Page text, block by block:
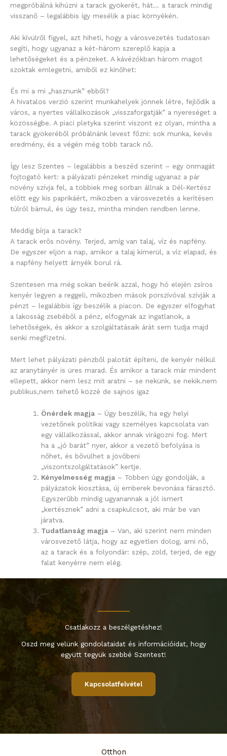
megpróbálná kihúzni a tarack gyökerét, hát… a tarack mindig
visszanő – legalábbis így mesélik a piac környékén.
Aki kívülről figyel, azt hiheti, hogy a városvezetés tudatosan
segíti, hogy ugyanaz a két-három szereplő kapja a
lehetőségeket és a pénzeket. A kávézókban három magot
szoktak emlegetni, amiből ez kinőhet:
És mi a mi „hasznunk” ebből?
A hivatalos verzió szerint munkahelyek jönnek létre, fejlődik a
város, a nyertes vállalkozások „visszaforgatják” a nyereséget a
közösségbe. A piaci pletyka szerint viszont ez olyan, mintha a
tarack gyökeréből próbálnánk levest főzni: sok munka, kevés
eredmény, és a végén még több tarack nő.
Így lesz Szentes – legalábbis a beszéd szerint – egy önmagát
fojtogató kert: a pályázati pénzeket mindig ugyanaz a pár
növény szívja fel, a többiek meg sorban állnak a Dél-Kertész
előtt egy kis paprikáért, miközben a városvezetés a kerítésen
túlról bámul, és úgy tesz, mintha minden rendben lenne.
Meddig bírja a tarack?
A tarack erős növény. Terjed, amíg van talaj, víz és napfény.
De egyszer eljön a nap, amikor a talaj kimerül, a víz elapad, és
a napfény helyett árnyék borul rá.
Szentesen ma még sokan beérik azzal, hogy hó elején zsíros
kenyér legyen a reggeli, miközben mások porszívóval szívják a
pénzt – legalábbis így beszélik a piacon. De egyszer elfogyhat
a lakosság zsebéből a pénz, elfogynak az ingatlanok, a
lehetőségek, és akkor a szolgáltatásaik árát sem tudja majd
senki megfizetni.
Mert lehet pályázati pénzből palotát építeni, de kenyér nélkül
az aranytányér is üres marad. És amikor a tarack már mindent
ellepett, akkor nem lesz mit aratni – se nekünk, se nekik.nem
publikus,nem tehető közzé de sajnos igaz
Önérdek magja – Úgy beszélik, ha egy helyi
vezetőnek politikai vagy személyes kapcsolata van
egy vállalkozással, akkor annak virágozni fog. Mert
ha a „jó barát” nyer, akkor a vezető befolyása is
nőhet, és bővülhet a jövőbeni
„viszontszolgáltatások” kertje.
Kényelmesség magja – Többen úgy gondolják, a
pályázatok kiosztása, új emberek bevonása fárasztó.
Egyszerűbb mindig ugyanannak a jól ismert
„kertésznek” adni a csapkulcsot, aki már be van
járatva.
Tudatlanság magja – Van, aki szerint nem minden
városvezető látja, hogy az egyetlen dolog, ami nő,
az a tarack és a folyondár: szép, zöld, terjed, de egy
falat kenyérre nem elég.
Csatlakozz a beszélgetéshez!
Oszd meg velünk gondolataidat és információidat, hogy
együtt tegyük szebbé Szentest!
Kapcsolatfelvétel
Otthon